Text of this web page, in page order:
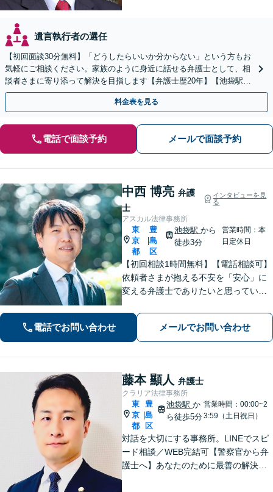
遺言執行者の選任
【初回面談30分無料】「どうしたらいいか分からない」という方もお
気軽にご相談ください。家族のように身近に話せる弁護士として、相
談者さまに寄り添って解決を目指します【弁護士歴20年】【池袋駅5
分】
料金表を見る
電話で面談予約 メールで面談予約
中西 博亮 弁護
士
インタビューを見
る
アスカル法律事務所
東
京
都
豊
島
区
池袋駅から
徒歩3分
営業時間：本
日定休日
【初回相談1時間無料】【電話相談可】
依頼者さまが抱える不安を「安心」に
変える弁護士でありたいと思っていま
依頼者さまと密にコミュニケーション
を取ることを大切にしています。【休
日・夜間面談可】【メール・WEB相談
可】
電話でお問い合わせ メールでお問い合わせ
藤本 顯人 弁護士
クラリア法律事務所
東
京
都
|
豊
島
区
池袋駅か
ら徒歩5分
営業時間：00:00~2
3:59（土日祝日）
対話を大切にする事務所。LINEでスピ
ード相談／WEB完結可【警察官から弁
護士へ】あなたのために最善の解決を